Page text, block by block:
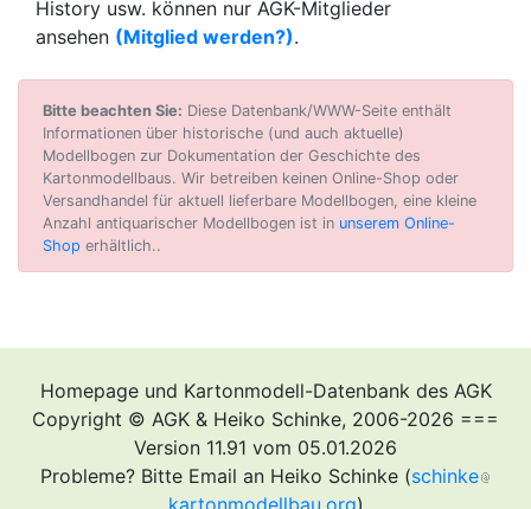
History usw. können nur AGK-Mitglieder
ansehen (Mitglied werden?).
Bitte beachten Sie: Diese Datenbank/WWW-Seite enthält
Informationen über historische (und auch aktuelle)
Modellbogen zur Dokumentation der Geschichte des
Kartonmodellbaus. Wir betreiben keinen Online-Shop oder
Versandhandel für aktuell lieferbare Modellbogen, eine kleine
Anzahl antiquarischer Modellbogen ist in unserem Online-
Shop erhältlich..
Homepage und Kartonmodell-Datenbank des AGK
Copyright © AGK & Heiko Schinke, 2006-2026 ===
Version 11.91 vom 05.01.2026
Probleme? Bitte Email an Heiko Schinke (schinke
kartonmodellbau.org)